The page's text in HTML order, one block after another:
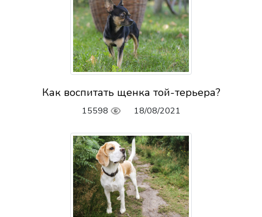
Как воспитать щенка той-терьера?
15598 18/08/2021